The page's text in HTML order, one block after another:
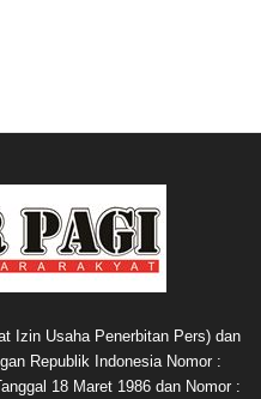
Izin Usaha Penerbitan Pers) dan
Republik Indonesia Nomor :
18 Maret 1986 dan Nomor :